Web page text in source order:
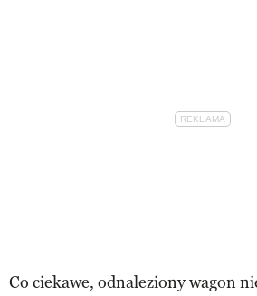
Co ciekawe, odnaleziony wagon